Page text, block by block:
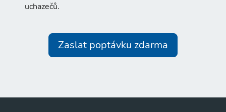
uchazečů.
Zaslat poptávku zdarma